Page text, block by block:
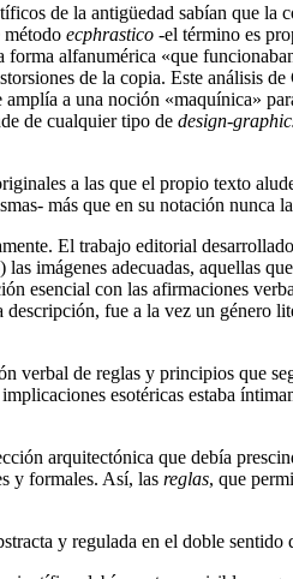
de la antigüedad sabían que
método ecphrastico -el término es
alfanumérica «que
de la copia. Este análisis
a una noción «maquínica»
de cualquier tipo de design-
a las que el propio texto
más que en su notación nunca
El trabajo editorial
las imágenes adecuadas, aquellas
esencial con las afirmaciones
descripción, fue a la vez un género
verbal de reglas y principios que
esotéricas estaba
arquitectónica que debía
y formales. Así, las reglas, que
y regulada en el doble